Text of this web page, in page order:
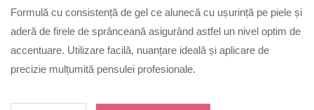
Formulă cu consistență de gel ce alunecă cu ușurință pe piele și
aderă de firele de sprânceană asigurând astfel un nivel optim de
accentuare. Utilizare facilă, nuanțare ideală și aplicare de
precizie mulțumită pensulei profesionale.